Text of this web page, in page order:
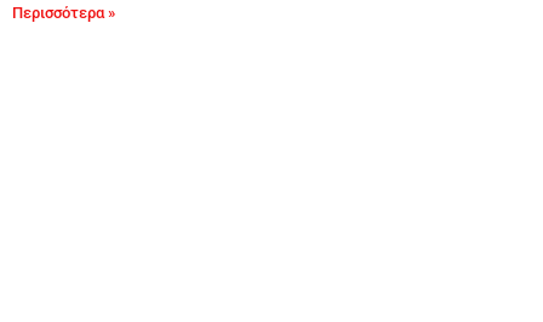
Περισσότερα »